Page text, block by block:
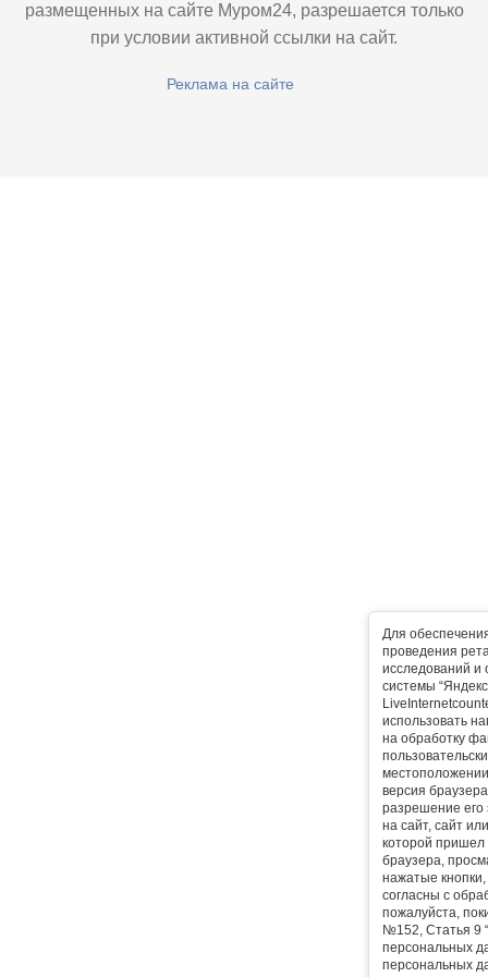
Для
проведения
исследований и
системы
использовать
на обработку
версия
разрешение его
на сайт, сайт
которой пришел
браузера,
нажатые
согласны с
пожалуйста,
№152, Статья 9
персональных
персональных
размещенных на сайте Муром24, разрешается только
при условии активной ссылки на сайт.
Реклама на сайте